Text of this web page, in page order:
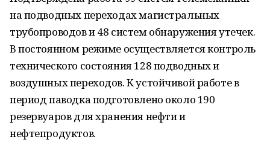
на подводных переходах магистральных
трубопроводов и 48 систем обнаружения утечек.
В постоянном режиме осуществляется контроль
технического состояния 128 подводных и
воздушных переходов. К устойчивой работе в
период паводка подготовлено около 190
резервуаров для хранения нефти и
нефтепродуктов.